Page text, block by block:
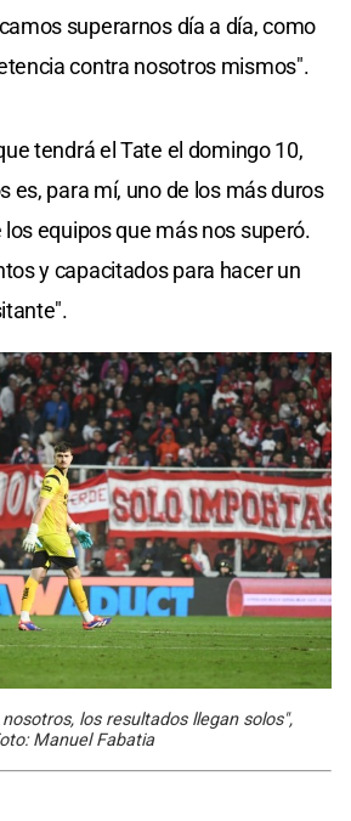
superarnos día a día, como
contra nosotros mismos".
tendrá el Tate el domingo 10,
es, para mí, uno de los más duros
equipos que más nos superó.
y capacitados para hacer un
los resultados llegan solos",
Manuel Fabatia